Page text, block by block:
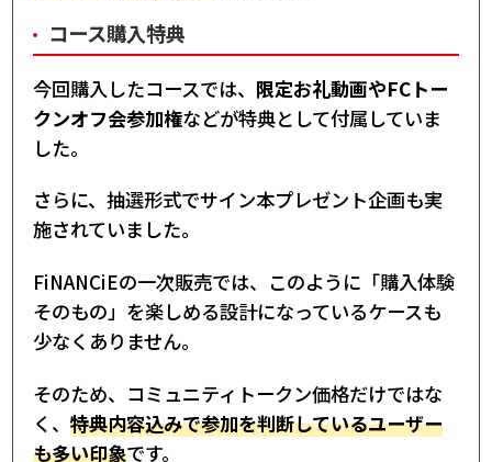
コース購入特典
今回購入したコースでは、 限定お礼動画やFCトー
クンオフ会参加権などが特典として付属していま
した。
さらに、抽選形式でサイン本プレゼント企画も実
施されていました。
FiNANCiEの一次販売では、このように「購入体験
そのもの」を楽しめる設計になっているケースも
少なくありません。
そのため、コミュニティトークン価格だけではな
く、 特典内容込みで参加を判断しているユーザー
も多い印象です。